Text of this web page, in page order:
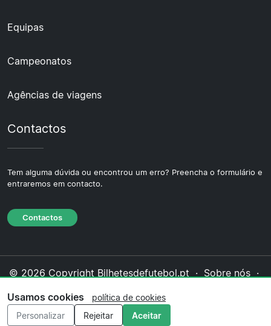
Equipas
Campeonatos
Agências de viagens
Contactos
Tem alguma dúvida ou encontrou um erro? Preencha o formulário e
entraremos em contacto.
Contactos
© 2026 Copyright Bilhetesdefutebol.pt · Sobre nós ·
cookies·Política editorial
Usamos cookies
política de cookies
Personalizar
Rejeitar Aceitar